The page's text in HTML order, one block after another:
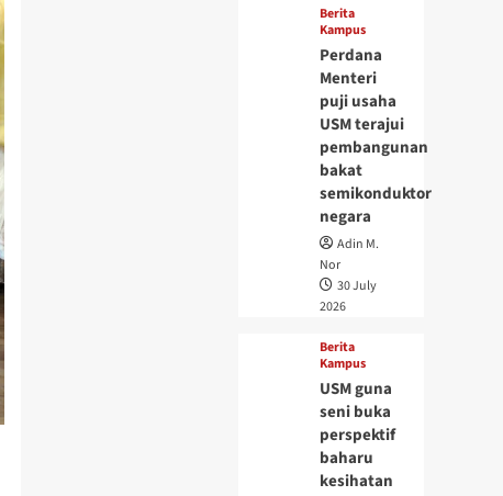
Berita
Kampus
Perdana
Menteri
puji usaha
USM terajui
pembangunan
bakat
semikonduktor
negara
Adin M.
Nor
30 July
2026
Berita
Kampus
USM guna
seni buka
perspektif
baharu
kesihatan